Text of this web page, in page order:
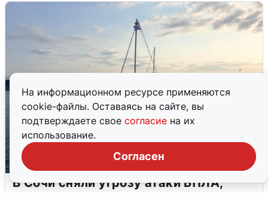
На информационном ресурсе применяются
cookie-файлы. Оставаясь на сайте, вы
подтверждаете свое согласие на их
использование.
Согласен
В Сочи сняли угрозу атаки БПЛА,